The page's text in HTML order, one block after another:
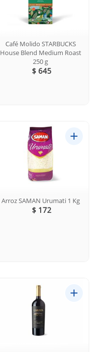
Café Molido STARBUCKS
House Blend Medium Roast
250 g
$ 645
Arroz SAMAN Urumati 1 Kg
$ 172